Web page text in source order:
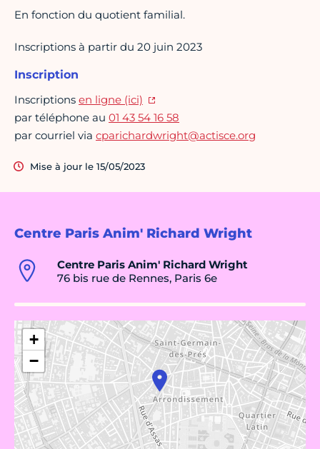
Centre Paris Anim' Richard Wright
Centre Paris Anim' Richard Wright
76 bis rue de Rennes, Paris 6e
+
−
En fonction du quotient familial.
Inscriptions à partir du 20 juin 2023
Inscription
Inscriptions en ligne (ici)
par téléphone au 01 43 54 16 58
par courriel via cparichardwright@actisce.org
Mise à jour le 15/05/2023